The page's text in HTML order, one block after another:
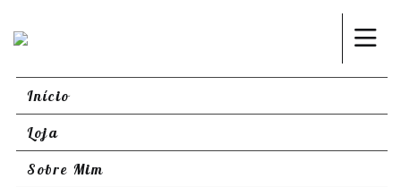
Início
Loja
Sobre Mim